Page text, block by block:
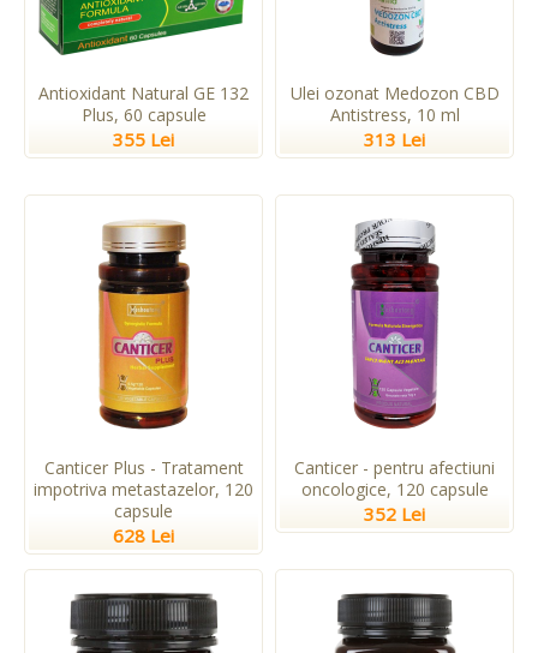
Antioxidant Natural GE 132
Plus, 60 capsule
355 Lei
Ulei ozonat Medozon CBD
Antistress, 10 ml
313 Lei
Canticer Plus - Tratament
impotriva metastazelor, 120
capsule
628 Lei
Canticer - pentru afectiuni
oncologice, 120 capsule
352 Lei